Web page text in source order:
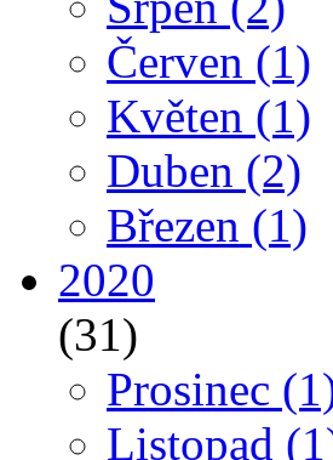
Červen (1)
Květen (1)
Duben (2)
Březen (1)
2020
(31)
Prosinec
Listopad